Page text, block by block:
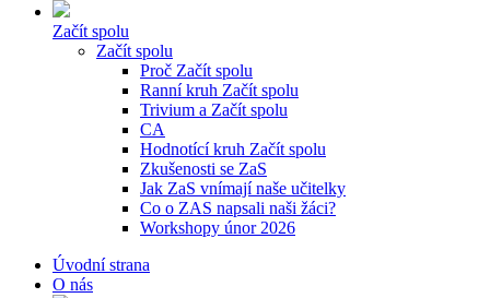
Začít spolu
Začít spolu
Proč Začít spolu
Ranní kruh Začít spolu
Trivium a Začít spolu
CA
Hodnotící kruh Začít spolu
Zkušenosti se ZaS
Jak ZaS vnímají naše učitelky
Co o ZAS napsali naši žáci?
Workshopy únor 2026
Úvodní strana
O nás